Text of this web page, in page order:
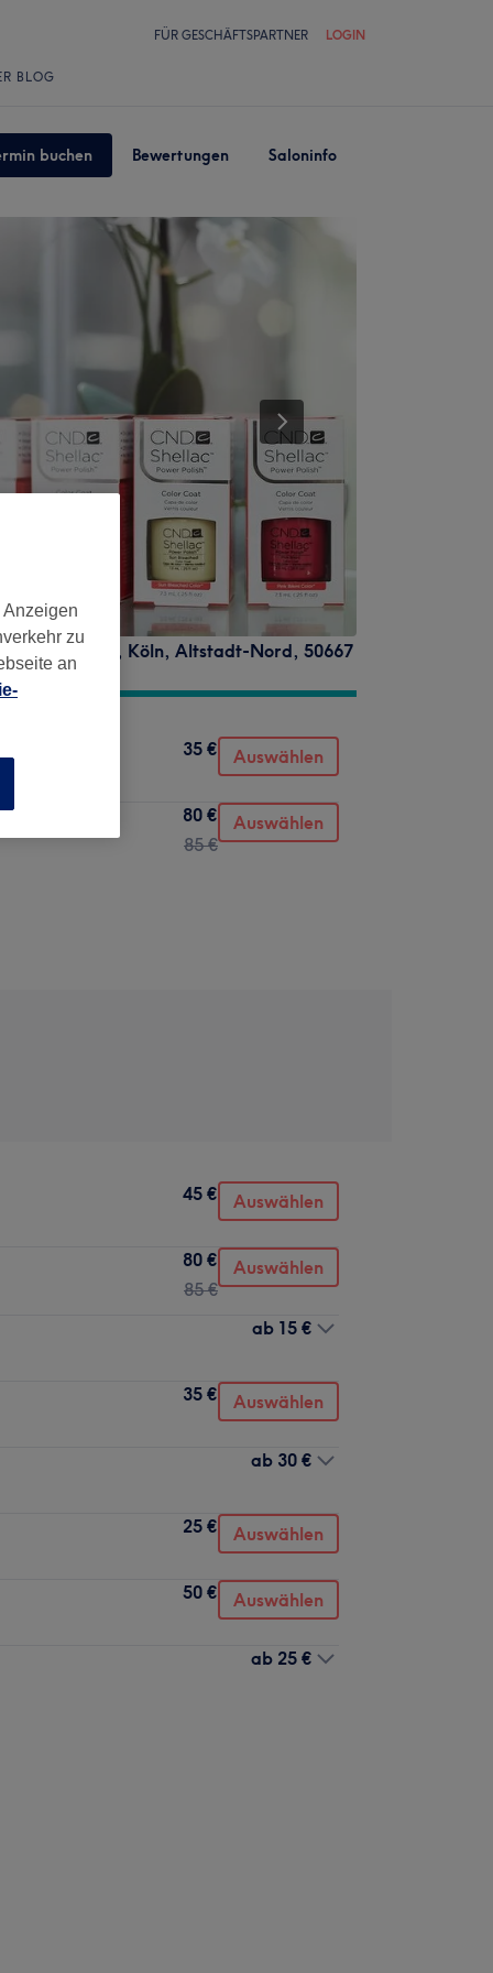
FÜR GESCHÄFTSPARTNER LOGIN
BLOG
buchen Bewertungen Saloninfo
, Köln, Altstadt-Nord, 50667
35 € Auswählen
80 €
85 €
Auswählen
45 € Auswählen
80 €
85 €
Auswählen
ab 15 €
35 € Auswählen
ab 30 €
25 € Auswählen
50 € Auswählen
ab 25 €
zu
an